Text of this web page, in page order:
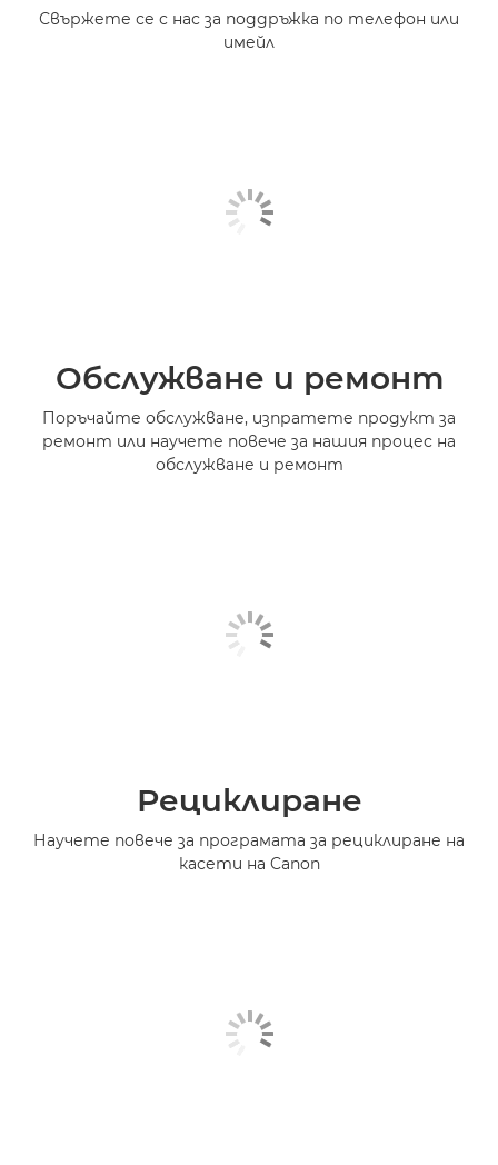
Свържете се с нас за поддръжка по телефон или
имейл
Обслужване и ремонт
Поръчайте обслужване, изпратете продукт за
ремонт или научете повече за нашия процес на
обслужване и ремонт
Рециклиране
Научете повече за програмата за рециклиране на
касети на Canon